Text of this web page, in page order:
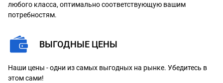
любого класса, оптимально соответствующую вашим
потребностям.
ВЫГОДНЫЕ ЦЕНЫ
Наши цены - одни из самых выгодных на рынке. Убедитесь в
этом сами!